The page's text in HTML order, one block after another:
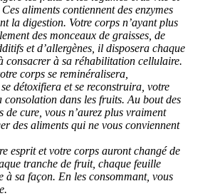
aliments contiennent des enzymes
la digestion. Votre corps n’ayant plus
des monceaux de graisses, de
et d’allergènes, il disposera chaque
consacrer à sa réhabilitation cellulaire.
corps se reminéralisera,
détoxifiera et se reconstruira, votre
consolation dans les fruits. Au bout des
de cure, vous n’aurez plus vraiment
des aliments qui ne vous conviennent
esprit et votre corps auront changé de
tranche de fruit, chaque feuille
à sa façon. En les consommant, vous